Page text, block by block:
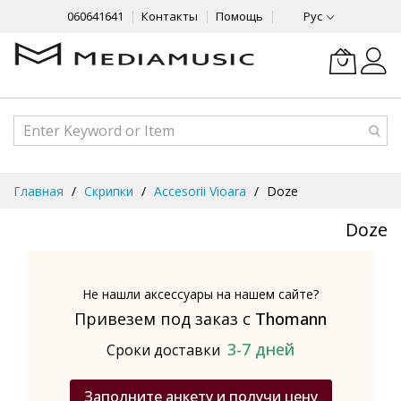
060641641 Контакты Помощь Рус
Главная Скрипки Accesorii Vioara Doze
Doze
Не нашли аксессуары на нашем сайте?
Привезем под заказ с Thomann
Сроки доставки 3-7 дней
Заполните анкету и получи цену